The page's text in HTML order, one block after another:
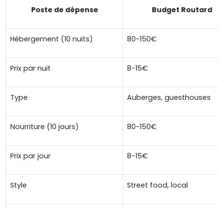
Poste de dépense Budget Routard
Hébergement (10 nuits) 80-150€
Prix par nuit 8-15€
Type Auberges, guesthouses
Nourriture (10 jours) 80-150€
Prix par jour 8-15€
Style Street food, local